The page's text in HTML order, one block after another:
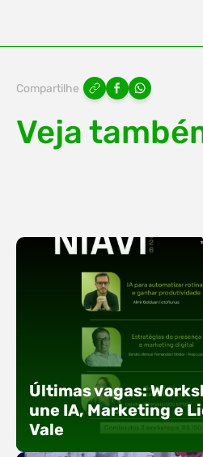
Compartilhe
Veja
Últimas vagas:
une IA, Marketing e
Vale